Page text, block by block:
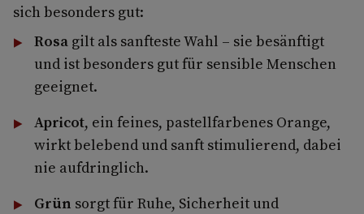
sich besonders gut:
Rosagilt als sanfteste Wahl – sie besänftigt
und ist besonders gut für sensible Menschen
geeignet.
Apricot, ein feines, pastellfarbenes Orange,
wirkt belebend und sanft stimulierend, dabei
nie aufdringlich.
Grün sorgt für Ruhe, Sicherheit und